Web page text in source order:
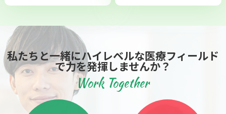
私たちと一緒にハイレベルな医療フィールド
で力を発揮しませんか？
Work Together